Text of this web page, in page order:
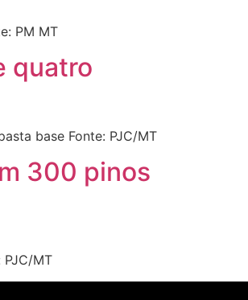
PM MT
quatro
base Fonte: PJC/MT
300 pinos
MT